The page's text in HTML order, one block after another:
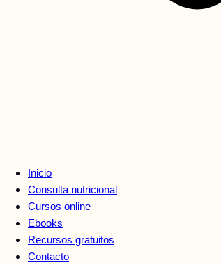
Inicio
Consulta nutricional
Cursos online
Ebooks
Recursos gratuitos
Contacto